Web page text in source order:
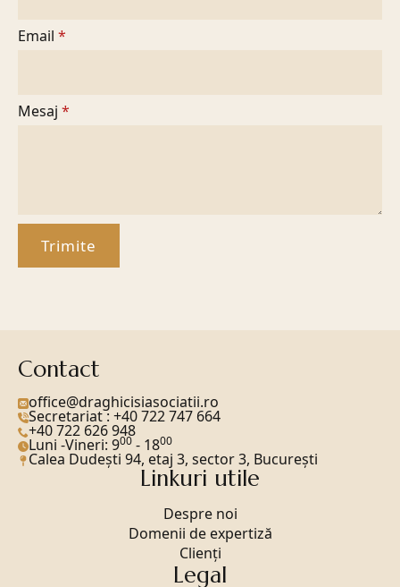
Email *
Mesaj *
Trimite
Contact
office@draghicisiasociatii.ro
Secretariat : +40 722 747 664
+40 722 626 948
Luni -Vineri: 900 - 1800
Calea Dudeşti 94, etaj 3, sector 3, Bucureşti
Linkuri utile
Despre noi
Domenii de expertiză
Clienți
Legal